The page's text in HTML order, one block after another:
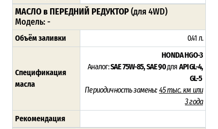
МАСЛО в ПЕРЕДНИЙ РЕДУКТОР(для 4WD)
Модель: -
Объём заливки 0.41 л.
Спецификация
масла
HONDA HGO-3
Аналог:SAE 75W-85, SAE 90для API GL-4,
GL-5
Периодичность замены: 45 тыс. км или
3 года
Рекомендация